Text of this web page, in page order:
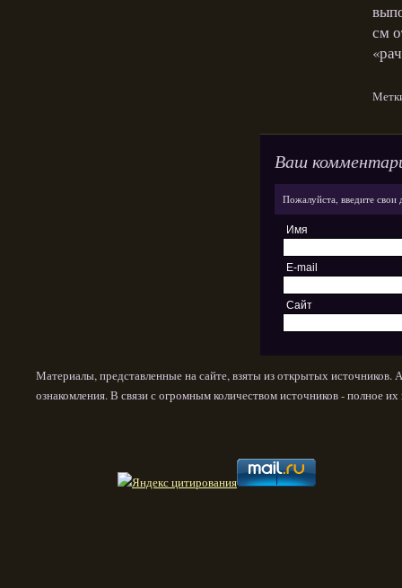
см
Ваш
Пожалуйста, введите
Имя
E-mail
Сайт
Материалы, представленные на сайте, взяты из открытых
ознакомления. В связи с огромным количеством источников - полное